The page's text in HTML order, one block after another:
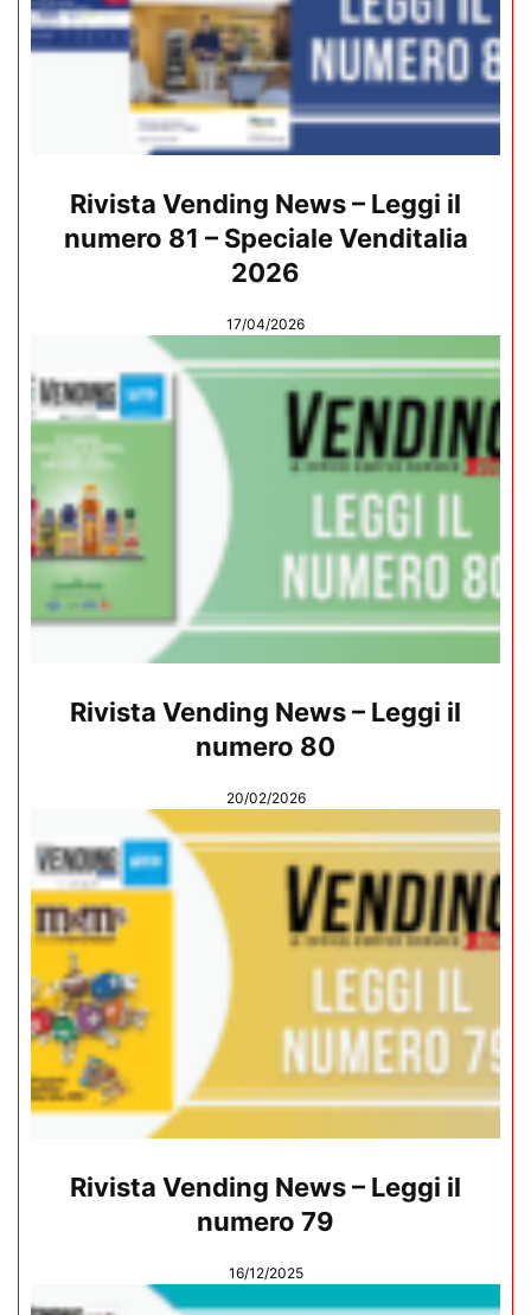
Rivista Vending News – Leggi il
numero 81 – Speciale Venditalia
2026
17/04/2026
Rivista Vending News – Leggi il
numero 80
20/02/2026
Rivista Vending News – Leggi il
numero 79
16/12/2025